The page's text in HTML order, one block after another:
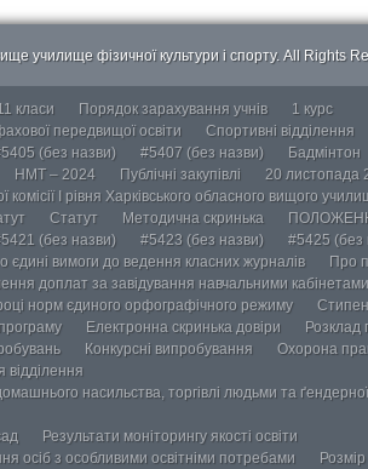
училище фізичної культури і спорту. All Rights
класи Порядок зарахування учнів
1 курс
передвищої освіти
Спортивні відділення
(без назви) #5407 (без назви) Бадмінтон
НМТ – 2024 Публічні закупівлі
20 листопада
комісії І рівня Харківського обласного вищого
Статут Методична скринька
(без назви) #5423 (без назви) #5425 (без
єдині вимоги до ведення класних журналів
Про
доплат за завідування навчальними
норм єдиного орфографічного режиму
Електронна скринька довіри Розклад
Конкурсні випробування Охорона
відділення
насильства, торгівлі людьми та
Результати моніторингу якості освіти
осіб з особливими освітніми потребами